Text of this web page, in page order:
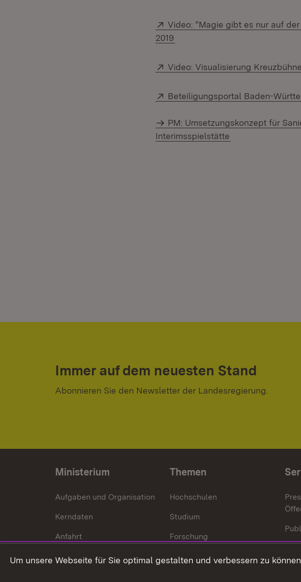
Extern:
Video: "Magie gibt es nur auf
2019
Extern:
Video: Visualisierung Kreuzbühne
Extern:
Beteiligungsportal Baden-
PM: Umsetzungskonzept für
Interimsspielstätte
Immer auf dem neuesten Stand
Abonnieren Sie den Newsletter der Landesregierung.
Ministerium
Aufgaben und Organisation
Kerndaten
Anfahrt
Themen
Hochschulen
Studium
Forschung
Internationales
Um unsere Webseite für Sie optimal gestalten und verbessern zu